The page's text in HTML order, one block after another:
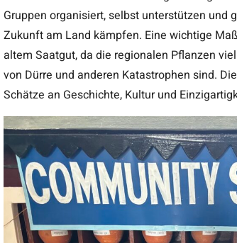
Gruppen organisiert, selbst unterstützen und
Zukunft am Land kämpfen. Eine wichtige
altem Saatgut, da die regionalen Pflanzen
von Dürre und anderen Katastrophen sind.
Schätze an Geschichte, Kultur und